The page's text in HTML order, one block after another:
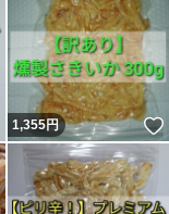
いいね！
1,355円